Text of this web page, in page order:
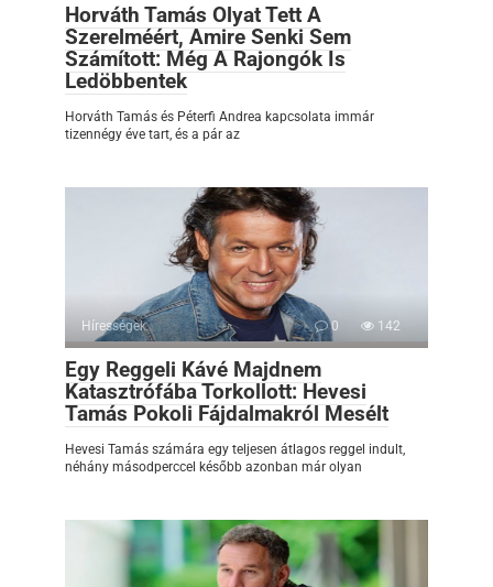
Horváth Tamás Olyat Tett A
Szerelméért, Amire Senki Sem
Számított: Még A Rajongók Is
Ledöbbentek
Horváth Tamás és Péterfi Andrea kapcsolata immár
tizennégy éve tart, és a pár az
Hírességek 0 142
Egy Reggeli Kávé Majdnem
Katasztrófába Torkollott: Hevesi
Tamás Pokoli Fájdalmakról Mesélt
Hevesi Tamás számára egy teljesen átlagos reggel indult,
néhány másodperccel később azonban már olyan